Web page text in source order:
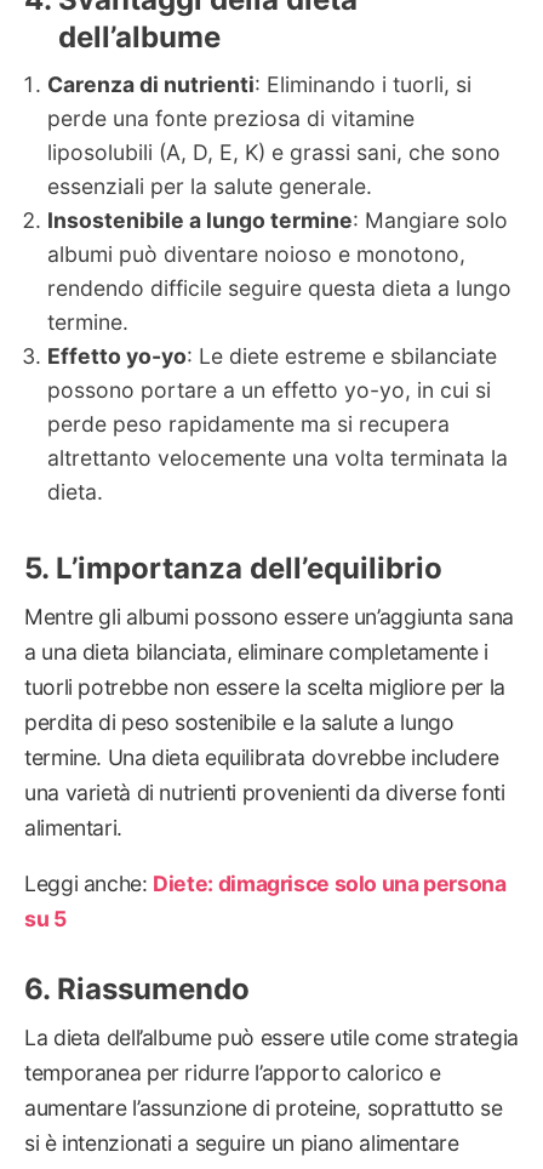
dell’albume
Carenza di nutrienti: Eliminando i tuorli, si
perde una fonte preziosa di vitamine
liposolubili (A, D, E, K) e grassi sani, che sono
essenziali per la salute generale.
Insostenibile a lungo termine: Mangiare solo
albumi può diventare noioso e monotono,
rendendo difficile seguire questa dieta a lungo
termine.
Effetto yo-yo: Le diete estreme e sbilanciate
possono portare a un effetto yo-yo, in cui si
perde peso rapidamente ma si recupera
altrettanto velocemente una volta terminata la
dieta.
L’importanza dell’equilibrio
Mentre gli albumi possono essere un’aggiunta sana
a una dieta bilanciata, eliminare completamente i
tuorli potrebbe non essere la scelta migliore per la
perdita di peso sostenibile e la salute a lungo
termine. Una dieta equilibrata dovrebbe includere
una varietà di nutrienti provenienti da diverse fonti
alimentari.
Leggi anche: Diete: dimagrisce solo una persona
su 5
Riassumendo
La dieta dell’albume può essere utile come strategia
temporanea per ridurre l’apporto calorico e
aumentare l’assunzione di proteine, soprattutto se
si è intenzionati a seguire un piano alimentare